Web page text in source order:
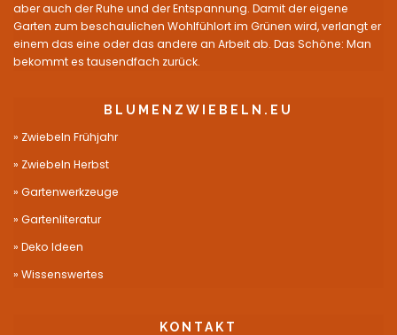
aber auch der Ruhe und der Entspannung. Damit der eigene
Garten zum beschaulichen Wohlfühlort im Grünen wird, verlangt er
einem das eine oder das andere an Arbeit ab. Das Schöne: Man
bekommt es tausendfach zurück.
BLUMENZWIEBELN.EU
Zwiebeln Frühjahr
Zwiebeln Herbst
Gartenwerkzeuge
Gartenliteratur
Deko Ideen
Wissenswertes
KONTAKT